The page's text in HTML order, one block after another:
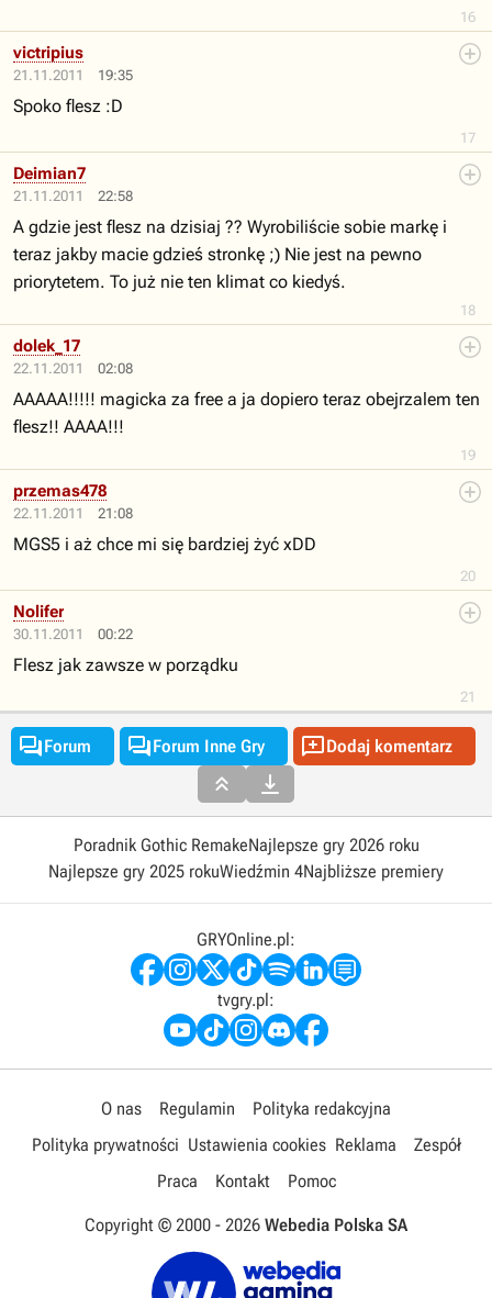
16
21.11.2011 19:35
17
victripius
Spoko flesz :D
21.11.2011 22:58
18
Deimian7
A gdzie jest flesz na dzisiaj ?? Wyrobiliście sobie markę i
teraz jakby macie gdzieś stronkę ;) Nie jest na pewno
priorytetem. To już nie ten klimat co kiedyś.
22.11.2011 02:08
19
dolek_17
AAAAA!!!!! magicka za free a ja dopiero teraz obejrzalem ten
flesz!! AAAA!!!
22.11.2011 21:08
20
przemas478
MGS5 i aż chce mi się bardziej żyć xDD
30.11.2011 00:22
21
Nolifer
Flesz jak zawsze w porządku
Forum Forum Inne Gry Dodaj komentarz
 
Poradnik Gothic RemakeNajlepsze gry 2026 roku
Najlepsze gry 2025 rokuWiedźmin 4Najbliższe premiery
GRYOnline.pl:
tvgry.pl:
O nas Regulamin
Polityka redakcyjna
Polityka prywatności Ustawienia cookies Reklama
Zespół
Praca
Kontakt Pomoc
Copyright © 2000 - 2026 Webedia Polska SA